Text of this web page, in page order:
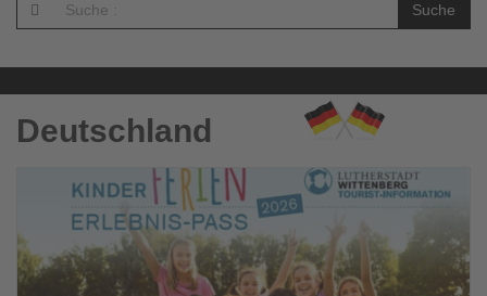
Wissen,
was
im
Tourismus
los
ist!
Suche
Deutschland
Sie